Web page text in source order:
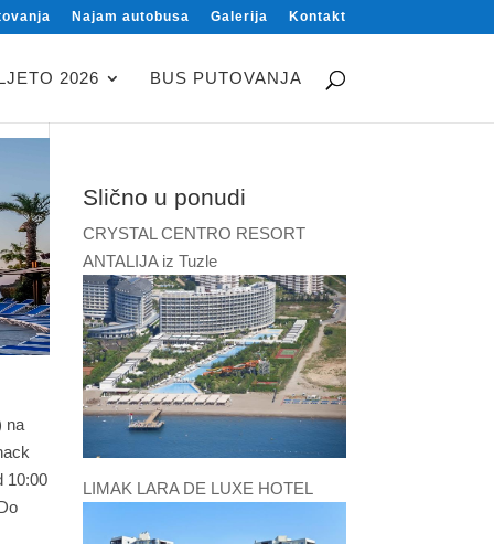
Najam autobusa Galerija Kontakt
2026 BUS PUTOVANJA
na
10:00
Slično u ponudi
CRYSTAL CENTRO RESORT
ANTALIJA iz Tuzle
LIMAK LARA DE LUXE HOTEL